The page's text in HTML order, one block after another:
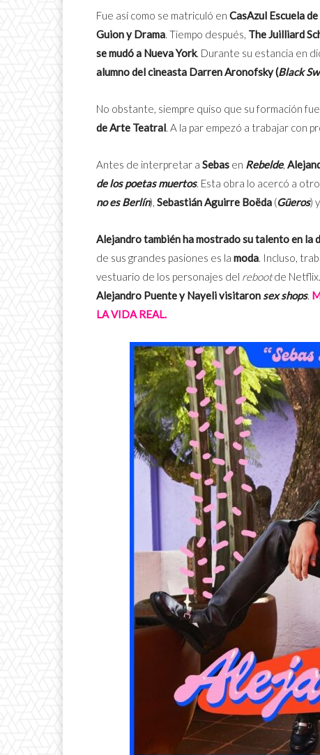
Fue así como se matriculó en CasAzul Escuela
Guion y Drama. Tiempo después, The Juilliard
se mudó a Nueva York. Durante su estancia en
alumno del cineasta Darren Aronofsky (Black
No obstante, siempre quiso que su formación
de Arte Teatral. A la par empezó a trabajar con
Antes de interpretar a Sebas en Rebelde,
de los poetas muertos. Esta obra lo acercó a
no es Berlín), Sebastián Aguirre Boëda (Güeros) y
Alejandro también ha mostrado su talento en
de sus grandes pasiones es la moda. Incluso,
vestuario de los personajes del rebootde
Alejandro Puente y Nayeli visitaronsex shops.
LA VIDA REAL.